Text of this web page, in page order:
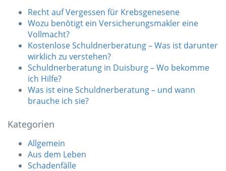
Recht auf Vergessen für Krebsgenesene
Wozu benötigt ein Versicherungsmakler eine
Vollmacht?
Kostenlose Schuldnerberatung – Was ist darunter
wirklich zu verstehen?
Schuldnerberatung in Duisburg – Wo bekomme
ich Hilfe?
Was ist eine Schuldnerberatung – und wann
brauche ich sie?
Kategorien
Allgemein
Aus dem Leben
Schadenfälle